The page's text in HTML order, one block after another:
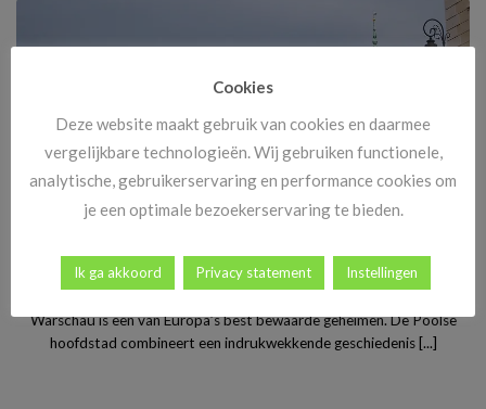
Stedentrip Warschau: ontdek de verrassende charme van
Polen’s bruisende hoofdstad
Warschau is een van Europa’s best bewaarde geheimen. De Poolse
hoofdstad combineert een indrukwekkende geschiedenis [...]
Cookies
Deze website maakt gebruik van cookies en daarmee
vergelijkbare technologieën. Wij gebruiken functionele,
analytische, gebruikerservaring en performance cookies om
je een optimale bezoekerservaring te bieden.
Ik ga akkoord Privacy statement Instellingen